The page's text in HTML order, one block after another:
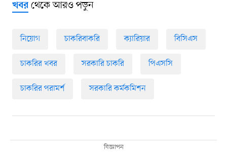
খবরথেকে আরও পড়ুন
নিয়োগ চাকরিবাকরি ক্যারিয়ার বিসিএস
চাকরির খবর সরকারি চাকরি পিএসসি
চাকরির পরামর্শ সরকারি কর্মকমিশন